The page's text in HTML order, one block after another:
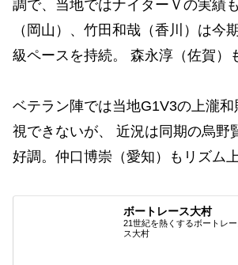
調で、当地ではナイターＶの実績
（岡山）、竹田和哉（香川）は今
級ペースを持続。 森永淳（佐賀）
ベテラン陣では当地G1V3の上瀧
視できないが、 近況は同期の烏野
好調。仲口博崇（愛知）もリズム上
ボートレース大村
21世紀を熱くするボートレ
ス大村